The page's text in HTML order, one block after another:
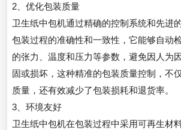
2、优化包装质量
卫生纸中包机通过精确的控制系统和先进
包装过程的准确性和一致性，它能够自动
的张力、温度和压力等参数，避免因人为
固或损坏，这种精准的包装质量控制，不
质量，还有效减少了包装损耗和退货率。
3、环境友好
卫生纸中包机在包装过程中采用可再生材